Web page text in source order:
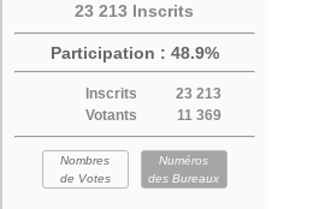
23 213 Inscrits
Participation : 48.9%
Inscrits
23 213
Votants
11 369
Nombres
de Votes
Numéros
des Bureaux